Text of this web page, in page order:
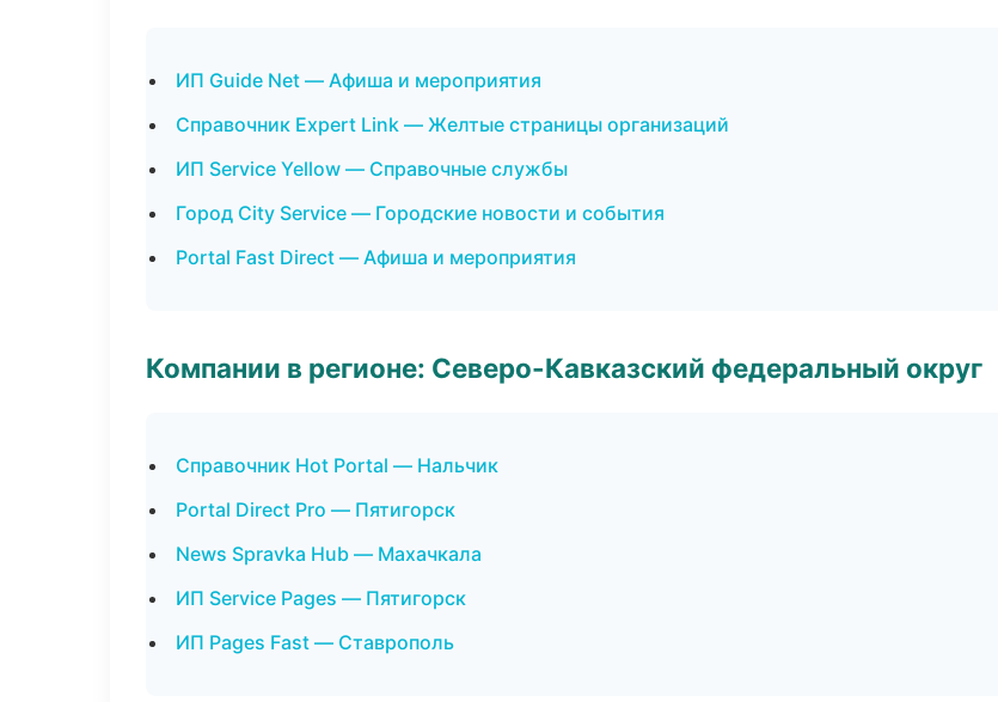
ИП Guide Net — Афиша и мероприятия
Справочник Expert Link — Желтые страницы организаций
ИП Service Yellow — Справочные службы
Город City Service — Городские новости и события
Portal Fast Direct — Афиша и мероприятия
Компании в регионе: Северо-Кавказский федеральный округ
Справочник Hot Portal — Нальчик
Portal Direct Pro — Пятигорск
News Spravka Hub — Махачкала
ИП Service Pages — Пятигорск
ИП Pages Fast — Ставрополь